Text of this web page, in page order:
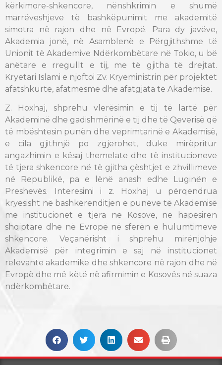
kërkimore-shkencore, nënshkrimin e shumë
marrëveshjeve të bashkëpunimit me akademitë
simotra në rajon dhe në Evropë. Para dy javëve,
Akademia jonë, në Asamblenë e Përgjithshme të
Unionit të Akademive Ndërkombëtare në Tokio, u bë
anëtare e rregullt e tij, me të gjitha të drejtat.
Kryetari Islami e njoftoi Zv. Kryeministrin për projektet
afatshkurte, afatmesme dhe afatgjata të Akademisë.
Z. Hoxhaj, shprehu vlerësimin e tij të lartë për
Akademinë dhe gadishmërinë e tij dhe të Qeverisë që
të mbështesin punën dhe veprimtarinë e Akademisë,
e cila gjithnjë po zgjerohet, duke mirëpritur
angazhimin e kësaj themelate dhe të institucioneve
të tjera shkencore në të gjitha çështjet e zhvillimeve
në Republikë, pa e lënë anash edhe Luginën e
Preshevës. Interesimi i z. Hoxhaj u përqendrua
kryesisht në bashkërenditjen e punëve të Akademisë
me institucionet e tjera në Kosovë, në hapësirën
shqiptare dhe në Evropë në sferën e hulumtimeve
shkencore. Veçanërisht i shprehu mirënjohje
Akademisë për integrimin e saj në institucionet
relevante akademike dhe shkencore në rajon dhe në
Evropë dhe më këtë në afirmimin e Kosovës në suaza
ndërkombëtare.